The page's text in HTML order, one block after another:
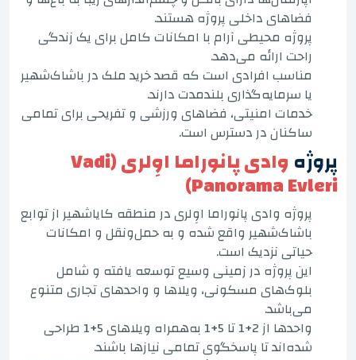
فضاهای داخلی پروژه هستند.
پروژه محیطی آرام با امکانات کامل برای یک زندگی
راحت ارائه می‌دهد.
مناسب افرادی است که قصد خرید ملک در باشاک‌شهیر
یا سرمایه‌گذاری بلندمدت دارند.
خدمات امنیتی، فضاهای ورزشی و تفریحی برای تمامی
ساکنان در دسترس است.
پروژه وادی پانوراما اوِلری (Vadi
Panorama Evleri)
پروژه وادی پانوراما اوِلری در منطقه کایا‌شهیر از توابع
باشاک‌شهیر واقع شده و به حمل‌ونقل و امکانات
حیاتی نزدیک است.
این پروژه در زمینی وسیع توسعه یافته و شامل
بلوک‌های مسکونی، ویلاها و واحدهای تجاری متنوع
می‌باشد.
واحدها از 2+1 تا 5+1 به‌همراه ویلاهای 5+1 طراحی
شده‌اند تا پاسخگوی تمامی نیازها باشند.